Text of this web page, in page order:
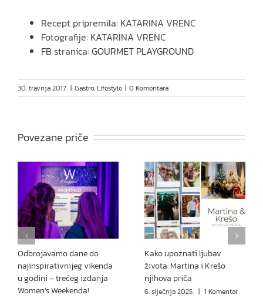
Recept pripremila: KATARINA VRENC
Fotografije: KATARINA VRENC
FB stranica: GOURMET PLAYGROUND
30. travnja 2017. | Gastro,Lifestyle | 0 Komentara
Povezane priče
Odbrojavamo dane do
najinspirativnijeg vikenda
u godini – trećeg izdanja
Women’s Weekenda!
Kako upoznati ljubav
života: Martina i Krešo
njihova priča
6. siječnja 2025. | 1 Komentar